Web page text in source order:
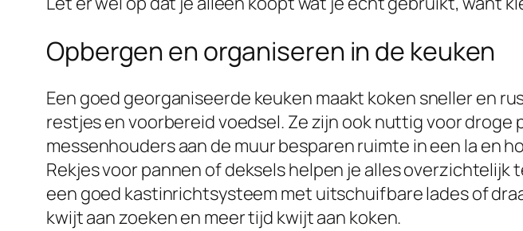
Opbergen en organiseren in de keuken
Een goed georganiseerde keuken maakt koken sneller en
restjes en voorbereid voedsel. Ze zijn ook nuttig voor
messenhouders aan de muur besparen ruimte in een la en
Rekjes voor pannen of deksels helpen je alles
een goed kastinrichtsysteem met uitschuifbare lades of
kwijt aan zoeken en meer tijd kwijt aan koken.